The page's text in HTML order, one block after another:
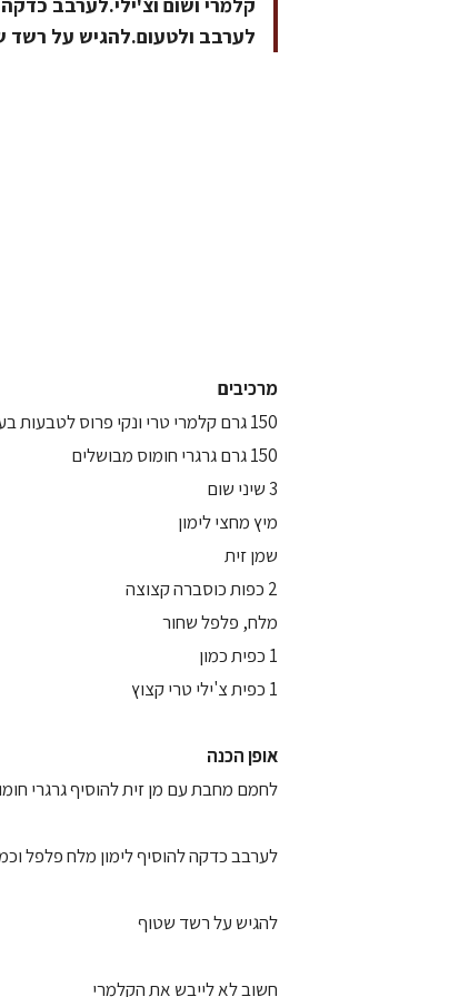
לערבב ולטעום.להגיש על רשד
מרכיבים
150 גרם קלמרי טרי ונקי פרוס לטבעות בעובי 12 ס"מ
150 גרם גרגרי חומוס מבושלים
3 שיני שום
מיץ מחצי לימון
שמן זית
2 כפות כוסברה קצוצה
מלח, פלפל שחור
1 כפית כמון
1 כפית צ'ילי טרי קצוץ
אופן הכנה
לחמם מחבת עם מן זית להוסיף גרגרי
לערבב כדקה להוסיף לימון מלח פלפל
להגיש על רשד שטוף
חשוב לא לייבש את הקלמרי